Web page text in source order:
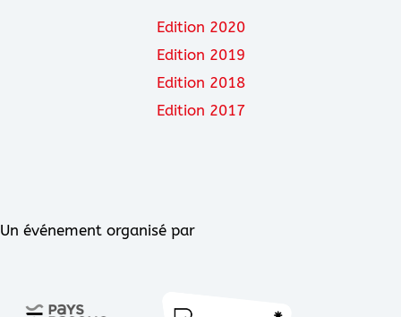
Edition 2020
Edition 2019
Edition 2018
Edition 2017
Un événement organisé par